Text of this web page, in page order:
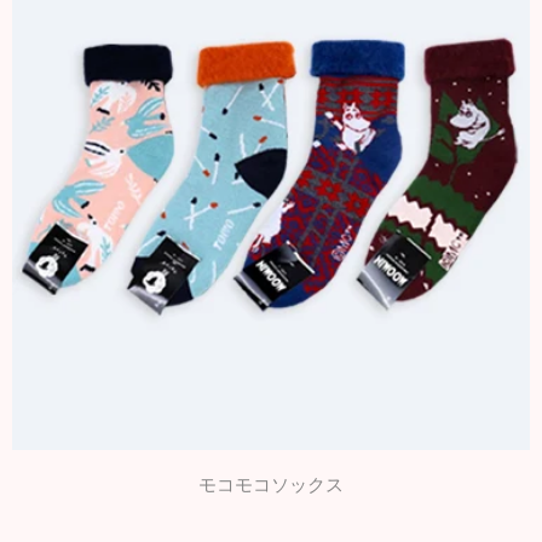
モコモコソックス